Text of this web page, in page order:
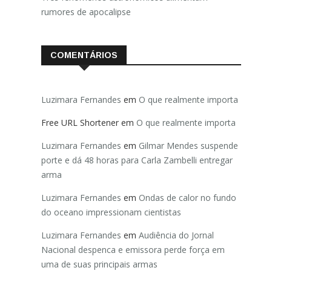
rumores de apocalipse
COMENTÁRIOS
Luzimara Fernandes em O que realmente importa
Free URL Shortener em O que realmente importa
Luzimara Fernandes em Gilmar Mendes suspende
porte e dá 48 horas para Carla Zambelli entregar
arma
Luzimara Fernandes em Ondas de calor no fundo
do oceano impressionam cientistas
Luzimara Fernandes em Audiência do Jornal
Nacional despenca e emissora perde força em
uma de suas principais armas